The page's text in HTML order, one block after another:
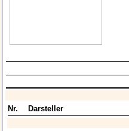
Nr. Darsteller